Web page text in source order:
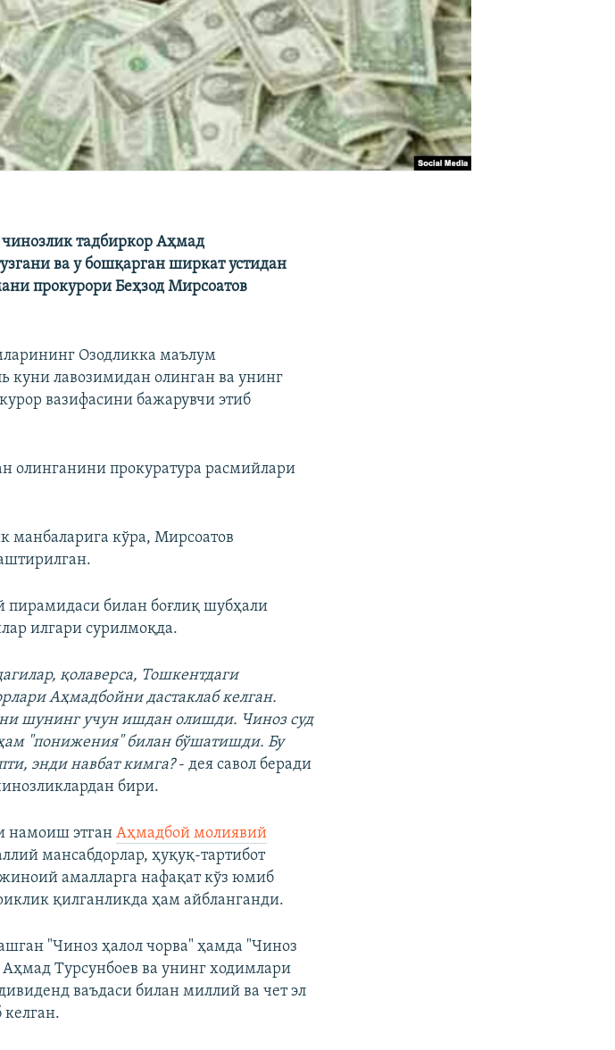
тадбиркор Аҳмад
ва у бошқарган ширкат устидан
прокурори Беҳзод Мирсоатов
Озодликка маълум
куни лавозимидан олинган ва унинг
вазифасини бажарувчи этиб
олинганини прокуратура расмийлари
манбаларига кўра, Мирсоатов
билан боғлиқ шубҳали
илгари сурилмоқда.
қолаверса, Тошкентдаги
Аҳмадбойни дастаклаб келган.
шунинг учун ишдан олишди. Чиноз суд
"понижения" билан бўшатишди. Бу
энди навбат кимга?- дея савол беради
бири.
намоиш этганАҳмадбой молиявий
мансабдорлар, ҳуқуқ-тартибот
амалларга нафақат кўз юмиб
қилганликда ҳам айбланганди.
"Чиноз ҳалол чорва" ҳамда "Чиноз
Турсунбоев ва унинг ходимлари
ваъдаси билан миллий ва чет эл